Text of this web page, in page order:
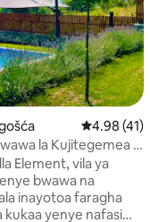
Ukadiriaji
4.98 (41)
la Kujitegemea ·
Bustani
Element, vila ya
bwawa na
inayotoa faragha
kukaa yenye nafasi